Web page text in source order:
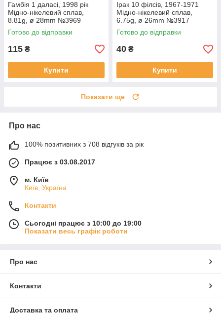
Гамбія 1 даласі, 1998 рік
Мідно-нікелевий сплав,
8.81g, ø 28mm №3969
Готово до відправки
115 ₴
Купити
Ірак 10 філсів, 1967-1971
Мідно-нікелевий сплав,
6.75g, ø 26mm №3917
Готово до відправки
40 ₴
Купити
Показати ще
Про нас
100% позитивних з 708 відгуків за рік
Працює з 03.08.2017
м. Київ
Київ, Україна
Контакти
Сьогодні працює з 10:00 до 19:00
Показати весь графік роботи
Про нас
Контакти
Доставка та оплата